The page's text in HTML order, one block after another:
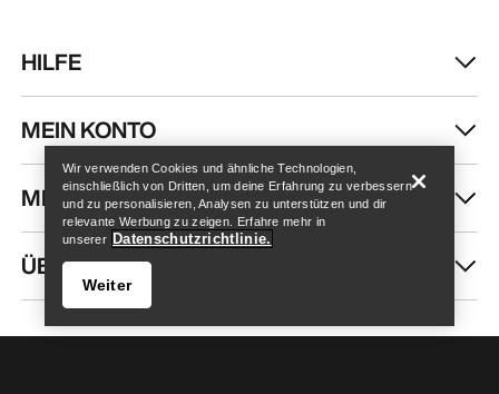
Store finden Help
HILFE
MEIN KONTO
MEHR SHOPPEN
ÜBER UNS
Wir verwenden Cookies und ähnliche Technologien,
einschließlich von Dritten, um deine Erfahrung zu verbessern
und zu personalisieren, Analysen zu unterstützen und dir
relevante Werbung zu zeigen. Erfahre mehr in
unserer Datenschutzrichtlinie.
Weiter